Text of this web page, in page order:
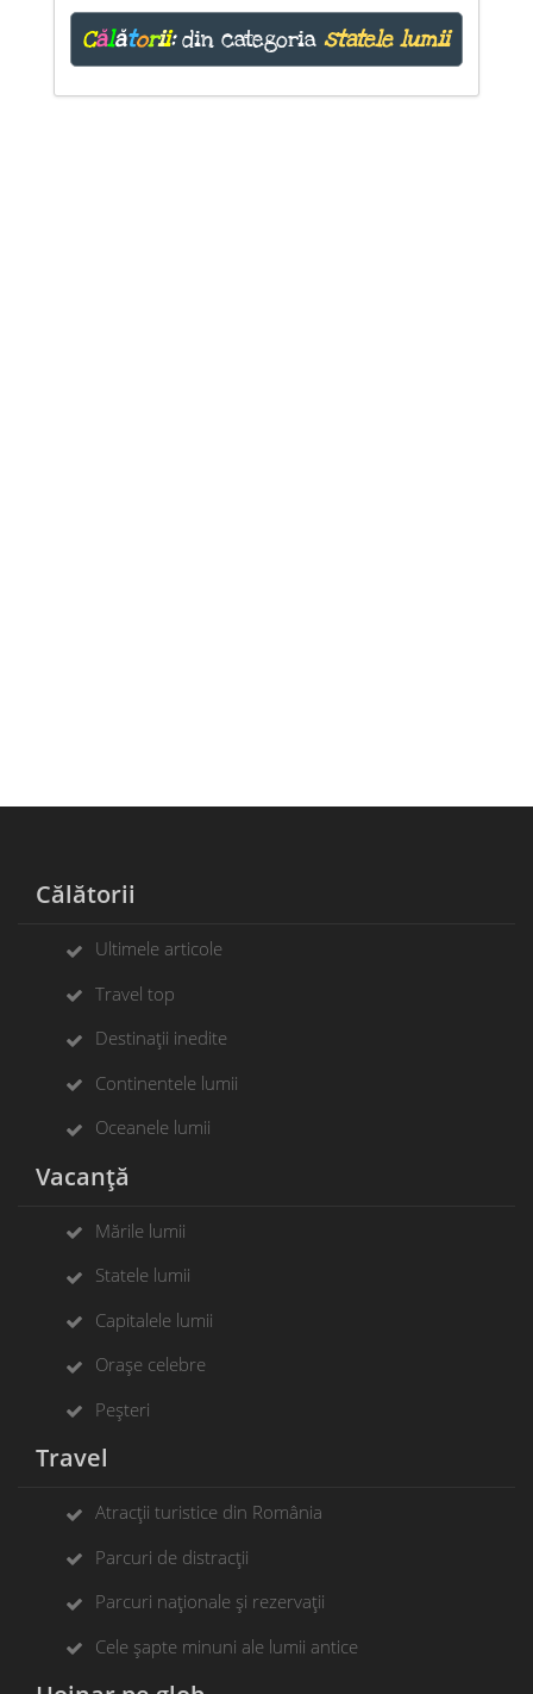
Călătorii:din categoriastatele lumii
Călătorii
Ultimele articole
Travel top
Destinații inedite
Continentele lumii
Oceanele lumii
Vacanță
Mările lumii
Statele lumii
Capitalele lumii
Orașe celebre
Peșteri
Travel
Atracții turistice din România
Parcuri de distracții
Parcuri naționale și rezervații
Cele șapte minuni ale lumii antice